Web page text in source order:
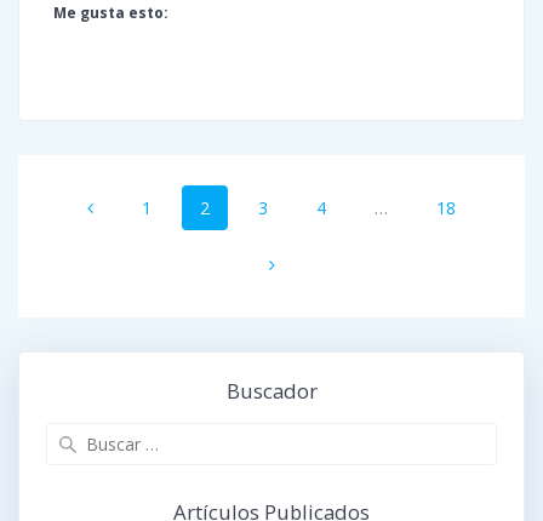
Me gusta esto:
Navegación
Página
1 Página
2 Página
3 Página
4 … Página
18
Buscador
Artículos Publicados